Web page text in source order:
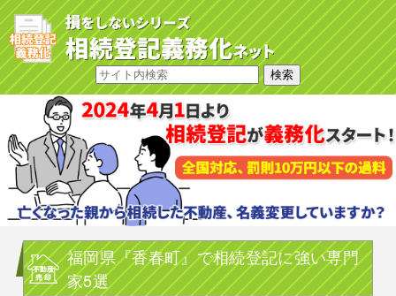
福岡県『香春町』で相続登記に強い専門
家5選